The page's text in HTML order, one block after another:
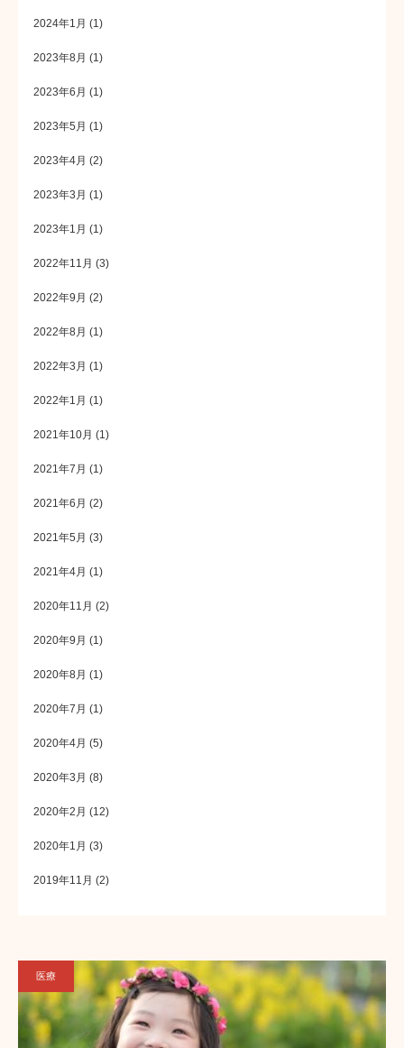
2024年1月 (1)
2023年8月 (1)
2023年6月 (1)
2023年5月 (1)
2023年4月 (2)
2023年3月 (1)
2023年1月 (1)
2022年11月 (3)
2022年9月 (2)
2022年8月 (1)
2022年3月 (1)
2022年1月 (1)
2021年10月 (1)
2021年7月 (1)
2021年6月 (2)
2021年5月 (3)
2021年4月 (1)
2020年11月 (2)
2020年9月 (1)
2020年8月 (1)
2020年7月 (1)
2020年4月 (5)
2020年3月 (8)
2020年2月 (12)
2020年1月 (3)
2019年11月 (2)
医療